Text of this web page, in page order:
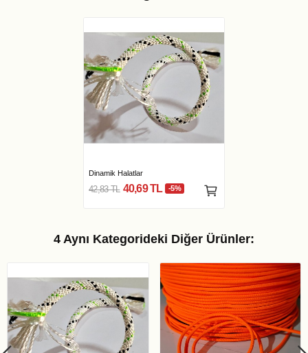
Dinamik Halatlar
42,83 TL 40,69 TL -5%
4 Aynı Kategorideki Diğer Ürünler: